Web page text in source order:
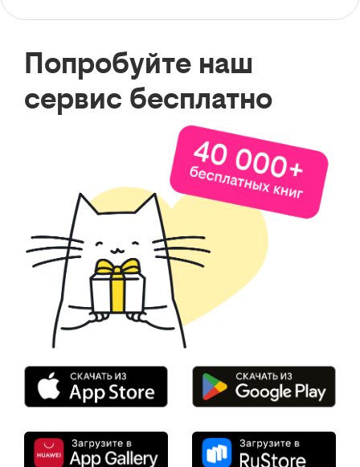
Попробуйте наш
сервис бесплатно